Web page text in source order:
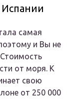
самая
и Вы не
от моря. К
свою
от 250 000